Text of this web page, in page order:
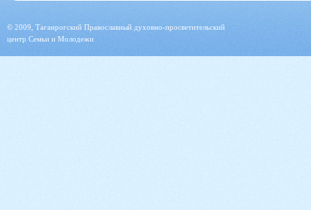
© 2009, Таганрогский Православный духовно-просветительский
центр Семьи и Молодежи